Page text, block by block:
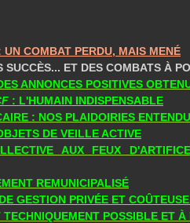
COMBAT PERDU, MAIS MENÉ
ET DES COMBATS À
ANNONCES POSITIVES
: L'HUMAIN INDISPENSABLE
: NOS PLAIDOIRIES
DE VEILLE ACTIVE
AUX FEUX
REMUNICIPALISÉ
GESTION PRIVÉE ET
POSSIBLE ET À